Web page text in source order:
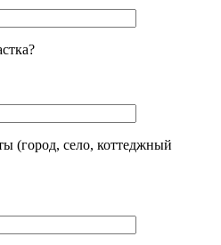
(город, село, коттеджный